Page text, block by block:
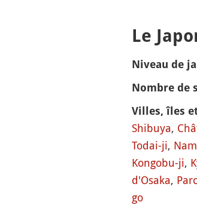
Le
Niveau de
Nombre de
Villes, îles
Shibuya,
Todai-ji,
Kongobu-ji,
d'Osaka,
go